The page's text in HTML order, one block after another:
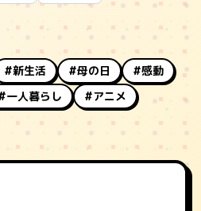
#新生活 #母の日
#感動
一人暮らし
#アニメ